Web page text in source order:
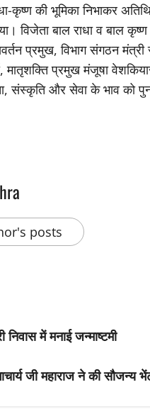
कृष्ण की भूमिका निभाकर
विजेता बाल राधा व बाल
प्रमुख, विभाग संगठन
मातृशक्ति प्रमुख मंजूषा
संस्कृति और सेवा के भाव को
posts
में मनाई जन्माष्टमी
जी महाराज ने की सौजन्य